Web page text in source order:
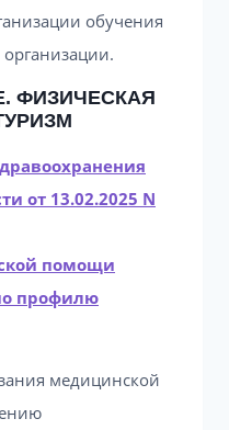
обучения
ФИЗИЧЕСКАЯ
от 13.02.2025 N
помощи
профилю
медицинской